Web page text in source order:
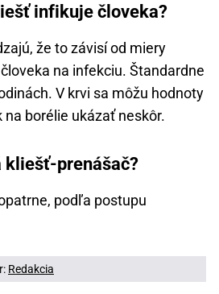
infikuje človeka?
že to závisí od miery
na infekciu. Štandardne
V krvi sa môžu hodnoty
borélie ukázať neskôr.
kliešť-prenášač?
podľa postupu
Redakcia